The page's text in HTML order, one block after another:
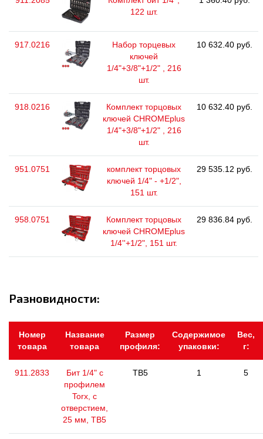
122 шт.
917.0216
Набор торцевых
ключей
1/4"+3/8"+1/2" , 216
шт.
10 632.40 руб.
918.0216
Комплект торцовых
ключей CHROMEplus
1/4"+3/8"+1/2" , 216
шт.
10 632.40 руб.
951.0751
комплект торцовых
ключей 1/4" - +1/2",
151 шт.
29 535.12 руб.
958.0751
Комплект торцовых
ключей CHROMEplus
1/4''+1/2", 151 шт.
29 836.84 руб.
Разновидности:
Номер
товара
Название
товара
Размер
профиля:
Содержимое
упаковки:
Вес,
г:
911.2833
Бит 1/4" с
профилем
Torx, с
отверстием,
25 мм, ТВ5
TB5 1 5